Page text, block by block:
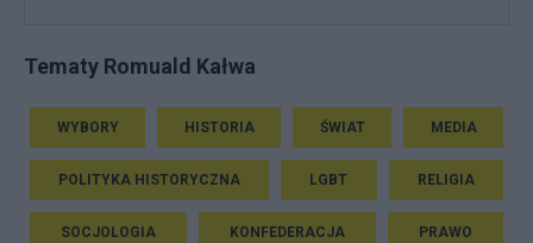
Tematy Romuald Kałwa
WYBORY HISTORIA ŚWIAT MEDIA
POLITYKA HISTORYCZNA LGBT RELIGIA
SOCJOLOGIA KONFEDERACJA PRAWO